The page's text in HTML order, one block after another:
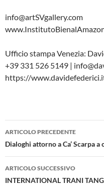
info@artSVgallery.com
Ufficio stampa Venezia:
+39 331 526 5149 |
https://
Navigazione
articolo
ARTICOLO PRECEDENTE
Dialoghi attorno a Ca’ Scarpa
ARTICOLO SUCCESSIVO
INTERNATIONAL TRANI